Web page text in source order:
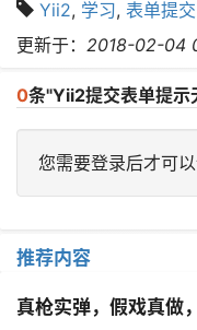
Yii2, 学习, 表单提交
更新于： 2018-02-04
0条"Yii2提交表单提示
您需要登录后才可以
推荐内容
真枪实弹，假戏真做